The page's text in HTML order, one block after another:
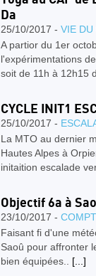
Da
25/10/2017 - VIE DU
A partior du 1er
l'expérimentations
soit de 11h à 12h15
CYCLE INIT1
25/10/2017 -
La MTO au dernier
Hautes Alpes à
initaition escalade
Objectif 6a à
23/10/2017 -
Faisant fi d'une
Saoû pour affronter
bien équipées.. [...]